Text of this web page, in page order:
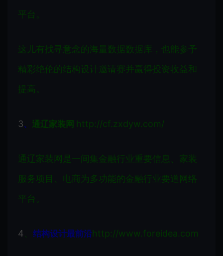
平台。
这儿有找寻意念的海量数据数据库，也能参予
精彩绝伦的结构设计邀请赛并赢得投资收益和
提高。
3、 通辽家装网 http://cf.zxdyw.com/
通辽家装网是一间集金融行业重要信息、家装
服务项目、电商为多功能的金融行业要道网络
平台。
4 结构设计最前沿http://www.foreidea.com